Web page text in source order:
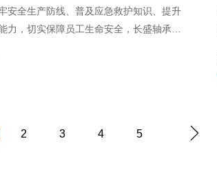
安全生产防线、普及应急救护知识、提升
力，切实保障员工生命安全，长盛轴承近
2 3 4 5